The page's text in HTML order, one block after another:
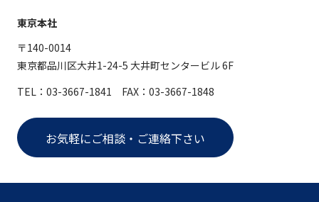
東京本社
〒140-0014
東京都品川区大井1-24-5 大井町センタービル 6F
TEL：03-3667-1841 FAX：03-3667-1848
お気軽にご相談・ご連絡下さい